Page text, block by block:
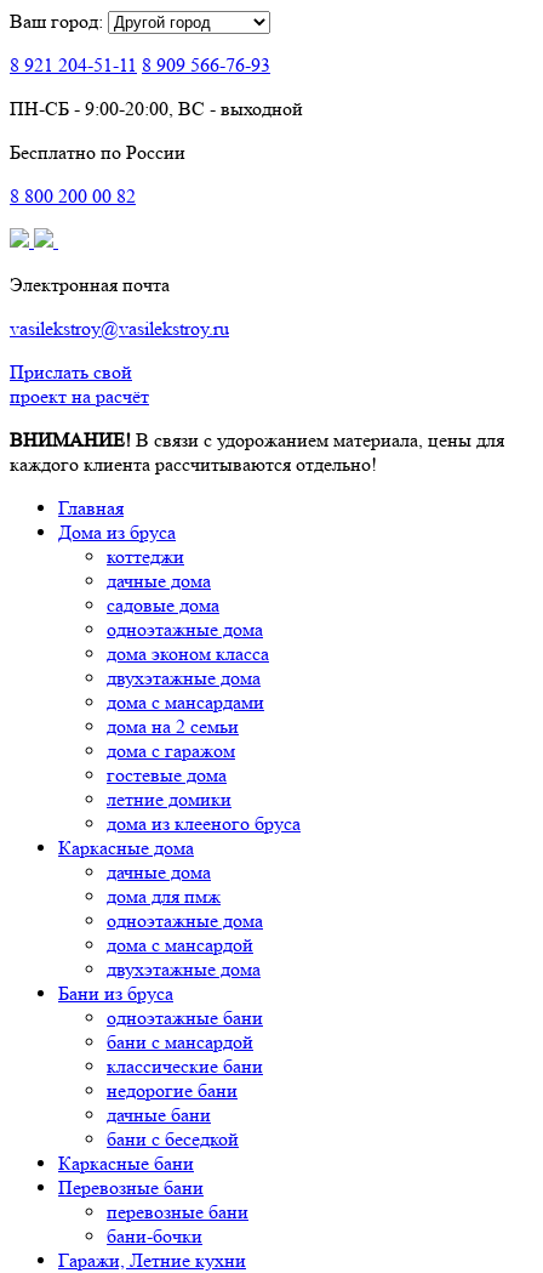
Ваш город:
8 921 204-51-11 8 909 566-76-93
ПН-СБ - 9:00-20:00, ВС - выходной
Бесплатно по России
8 800 200 00 82
Электронная почта
vasilekstroy@vasilekstroy.ru
Прислать свой
проект на расчёт
ВНИМАНИЕ! В связи с удорожанием материала, цены для
каждого клиента рассчитываются отдельно!
Главная
Дома из бруса
коттеджи
дачные дома
садовые дома
одноэтажные дома
дома эконом класса
двухэтажные дома
дома с мансардами
дома на 2 семьи
дома с гаражом
гостевые дома
летние домики
дома из клееного бруса
Каркасные дома
дачные дома
дома для пмж
одноэтажные дома
дома с мансардой
двухэтажные дома
Бани из бруса
одноэтажные бани
бани с мансардой
классические бани
недорогие бани
дачные бани
бани с беседкой
Каркасные бани
Перевозные бани
перевозные бани
бани-бочки
Гаражи, Летние кухни